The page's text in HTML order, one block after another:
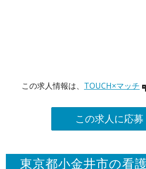
この求人情報は、 TOUCH×マッチ
この求人に応募
東京都小金井市の看